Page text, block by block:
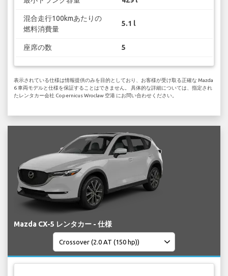
混合走行100kmあたりの
燃料消費量
5.1 l
座席の数 5
表示されている仕様は情報提供のみを目的としており、お客様が受け取る正確な Mazda
6 車両モデルと仕様を保証することはできません。 具体的な詳細については、指定され
たレンタカー会社 Copernicus Wroclaw 空港 にお問い合わせください。
Mazda CX-5 レンタカー - 仕様